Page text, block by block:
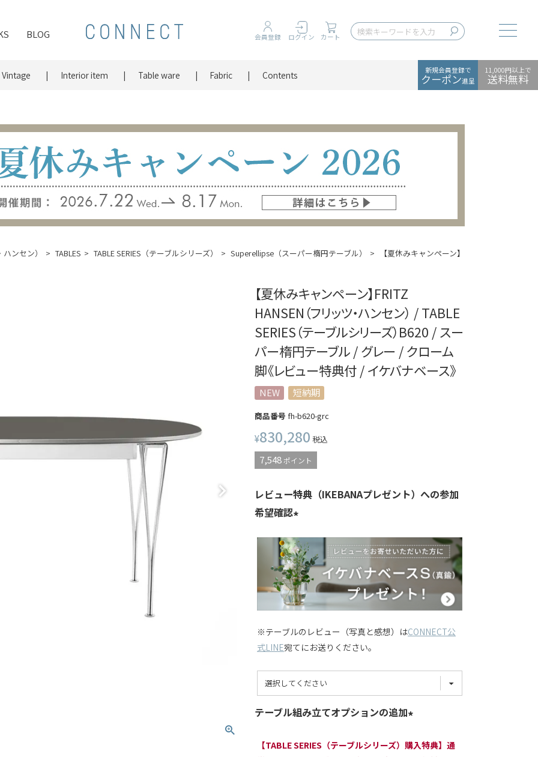
BLOG 会員登録 ログイン カート
Vintage Interior item Table ware Fabric Contents 新規会員登録で
クーポン進呈
11,000円以上で
送料無料
ンセン） TABLES TABLE SERIES（テーブルシリーズ） Superellipse（スーパー楕円テーブル） 【夏休みキャンペーン】FRITZ HANSEN（
【夏休みキャンペーン】FRITZ
HANSEN（フリッツ・ハンセン） / TABLE
SERIES（テーブルシリーズ）B620 / スー
パー楕円テーブル / グレー / クローム
脚《レビュー特典付 / イケバナベース》
NEW 短納期
商品番号 fh-b620-grc
¥830,280 税込
7,548 ポイント
レビュー特典（IKEBANAプレゼント）への参加
希望確認
※テーブルのレビュー（写真と感想）はCONNECT公
式LINE宛てにお送りください。
テーブル組み立てオプションの追加
【TABLE SERIES（テーブルシリーズ）購入特典】通